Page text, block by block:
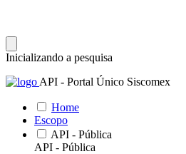
Inicializando a pesquisa
API - Portal Único Siscomex
Home
Escopo
API - Pública
API - Pública